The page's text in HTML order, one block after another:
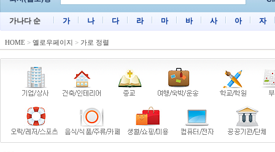
가나다 순 가 나 다 라 마 바 사 아 자
HOME > 옐로우페이지 > 가로 정렬